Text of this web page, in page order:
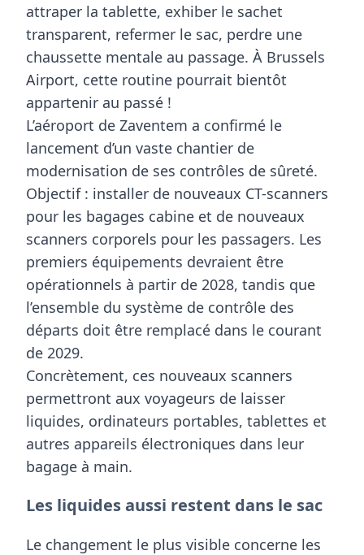
attraper la tablette, exhiber le sachet
transparent, refermer le sac, perdre une
chaussette mentale au passage. À Brussels
Airport, cette routine pourrait bientôt
appartenir au passé !
L’aéroport de Zaventem a confirmé le
lancement d’un vaste chantier de
modernisation de ses contrôles de sûreté.
Objectif : installer de nouveaux CT-scanners
pour les bagages cabine et de nouveaux
scanners corporels pour les passagers. Les
premiers équipements devraient être
opérationnels à partir de 2028, tandis que
l’ensemble du système de contrôle des
départs doit être remplacé dans le courant
de 2029.
Concrètement, ces nouveaux scanners
permettront aux voyageurs de laisser
liquides, ordinateurs portables, tablettes et
autres appareils électroniques dans leur
bagage à main.
Les liquides aussi restent dans le sac
Le changement le plus visible concerne les